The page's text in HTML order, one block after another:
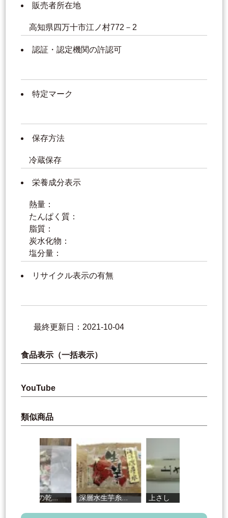
販売者所在地
高知県四万十市江ノ村772－2
認証・認定機関の許認可
特定マーク
保存方法
冷蔵保存
栄養成分表示
熱量：
たんぱく質：
脂質：
炭水化物：
塩分量：
リサイクル表示の有無
最終更新日：2021-10-04
食品表示（一括表示）
YouTube
類似商品
深層水生芋糸... 上さし